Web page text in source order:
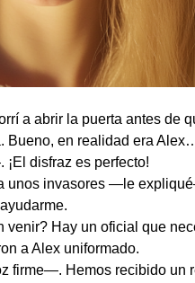
a abrir la puerta antes de
Bueno, en realidad era
disfraz es perfecto!
unos invasores —le
Hay un oficial que
a Alex uniformado.
Hemos recibido un